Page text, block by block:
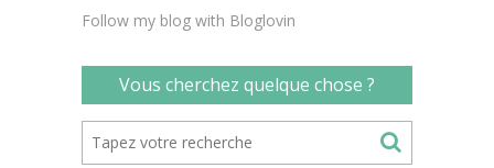
Follow my blog with Bloglovin
Vous cherchez quelque chose ?